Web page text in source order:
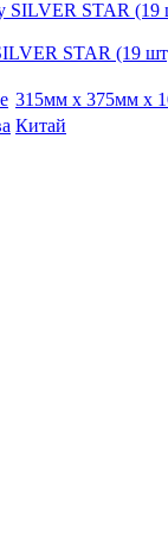
STAR (19
315мм x 375мм x
Китай